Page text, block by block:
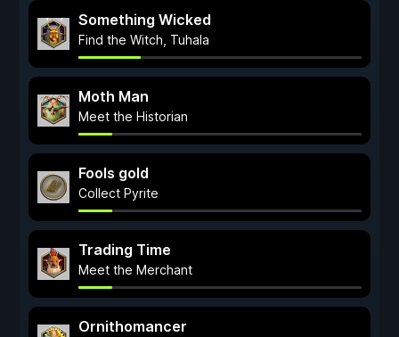
Something Wicked
Find the Witch, Tuhala
Moth Man
Meet the Historian
Fools gold
Collect Pyrite
Trading Time
Meet the Merchant
Ornithomancer